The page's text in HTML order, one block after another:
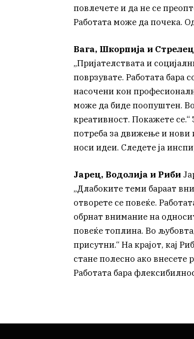
повлечете и да не се
Работата може да почека.
Вага, Шкорпија и Стрелец
„Пријателствата и
поврзувате. Работата бара
насочени кон
може да биде поопуштен. Во
креативност. Покажете
потреба за движење и нови
носи идеи. Следете ја
Јарец, Водолија и Риби
„Длабоките теми бараат
отворете се повеќе.
обрнат внимание на
повеќе топлина. Во
присутни.“ На крајот, кај
стане полесно ако внесете
Работата бара